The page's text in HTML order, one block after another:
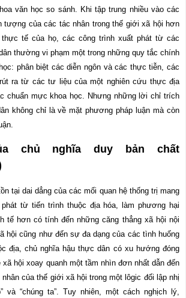
văn học so sánh. Khi tập trung nhiều vào các
tượng của các tác nhân trong thế giới xã hội hơn
tế của họ, các công trình xuất phát từ các
thường vi phạm một trong những quy tắc chính
phân biệt các diễn ngôn và các thực tiễn, các
ra từ các tư liệu của một nghiên cứu thực địa
chuẩn mực khoa học. Nhưng những lời chỉ trích
không chỉ là về mặt phương pháp luận mà còn
chủ nghĩa duy bản chất
tại dai dẳng của các mối quan hệ thống trị mang
từ tiến trình thuộc địa hóa, làm phương hại
tế hơn có tính đến những căng thẳng xã hội nội
hội cũng như đến sự đa dạng của các tình huống
địa, chủ nghĩa hậu thực dân có xu hướng đóng
xã hội xoay quanh một tầm nhìn đơn nhất dẫn đến
của thế giới xã hội trong một lôgic đối lập nhị
và “chúng ta”. Tuy nhiên, một cách nghịch lý,